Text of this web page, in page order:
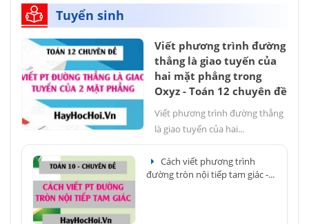
Tuyển sinh
Viết phương trình đường
thẳng là giao tuyến của
hai mặt phẳng trong
Oxyz - Toán 12 chuyên đề
Viết phương trình đường thẳng
là giao tuyến của hai...
Cách viết phương trình
đường tròn nội tiếp tam giác -...